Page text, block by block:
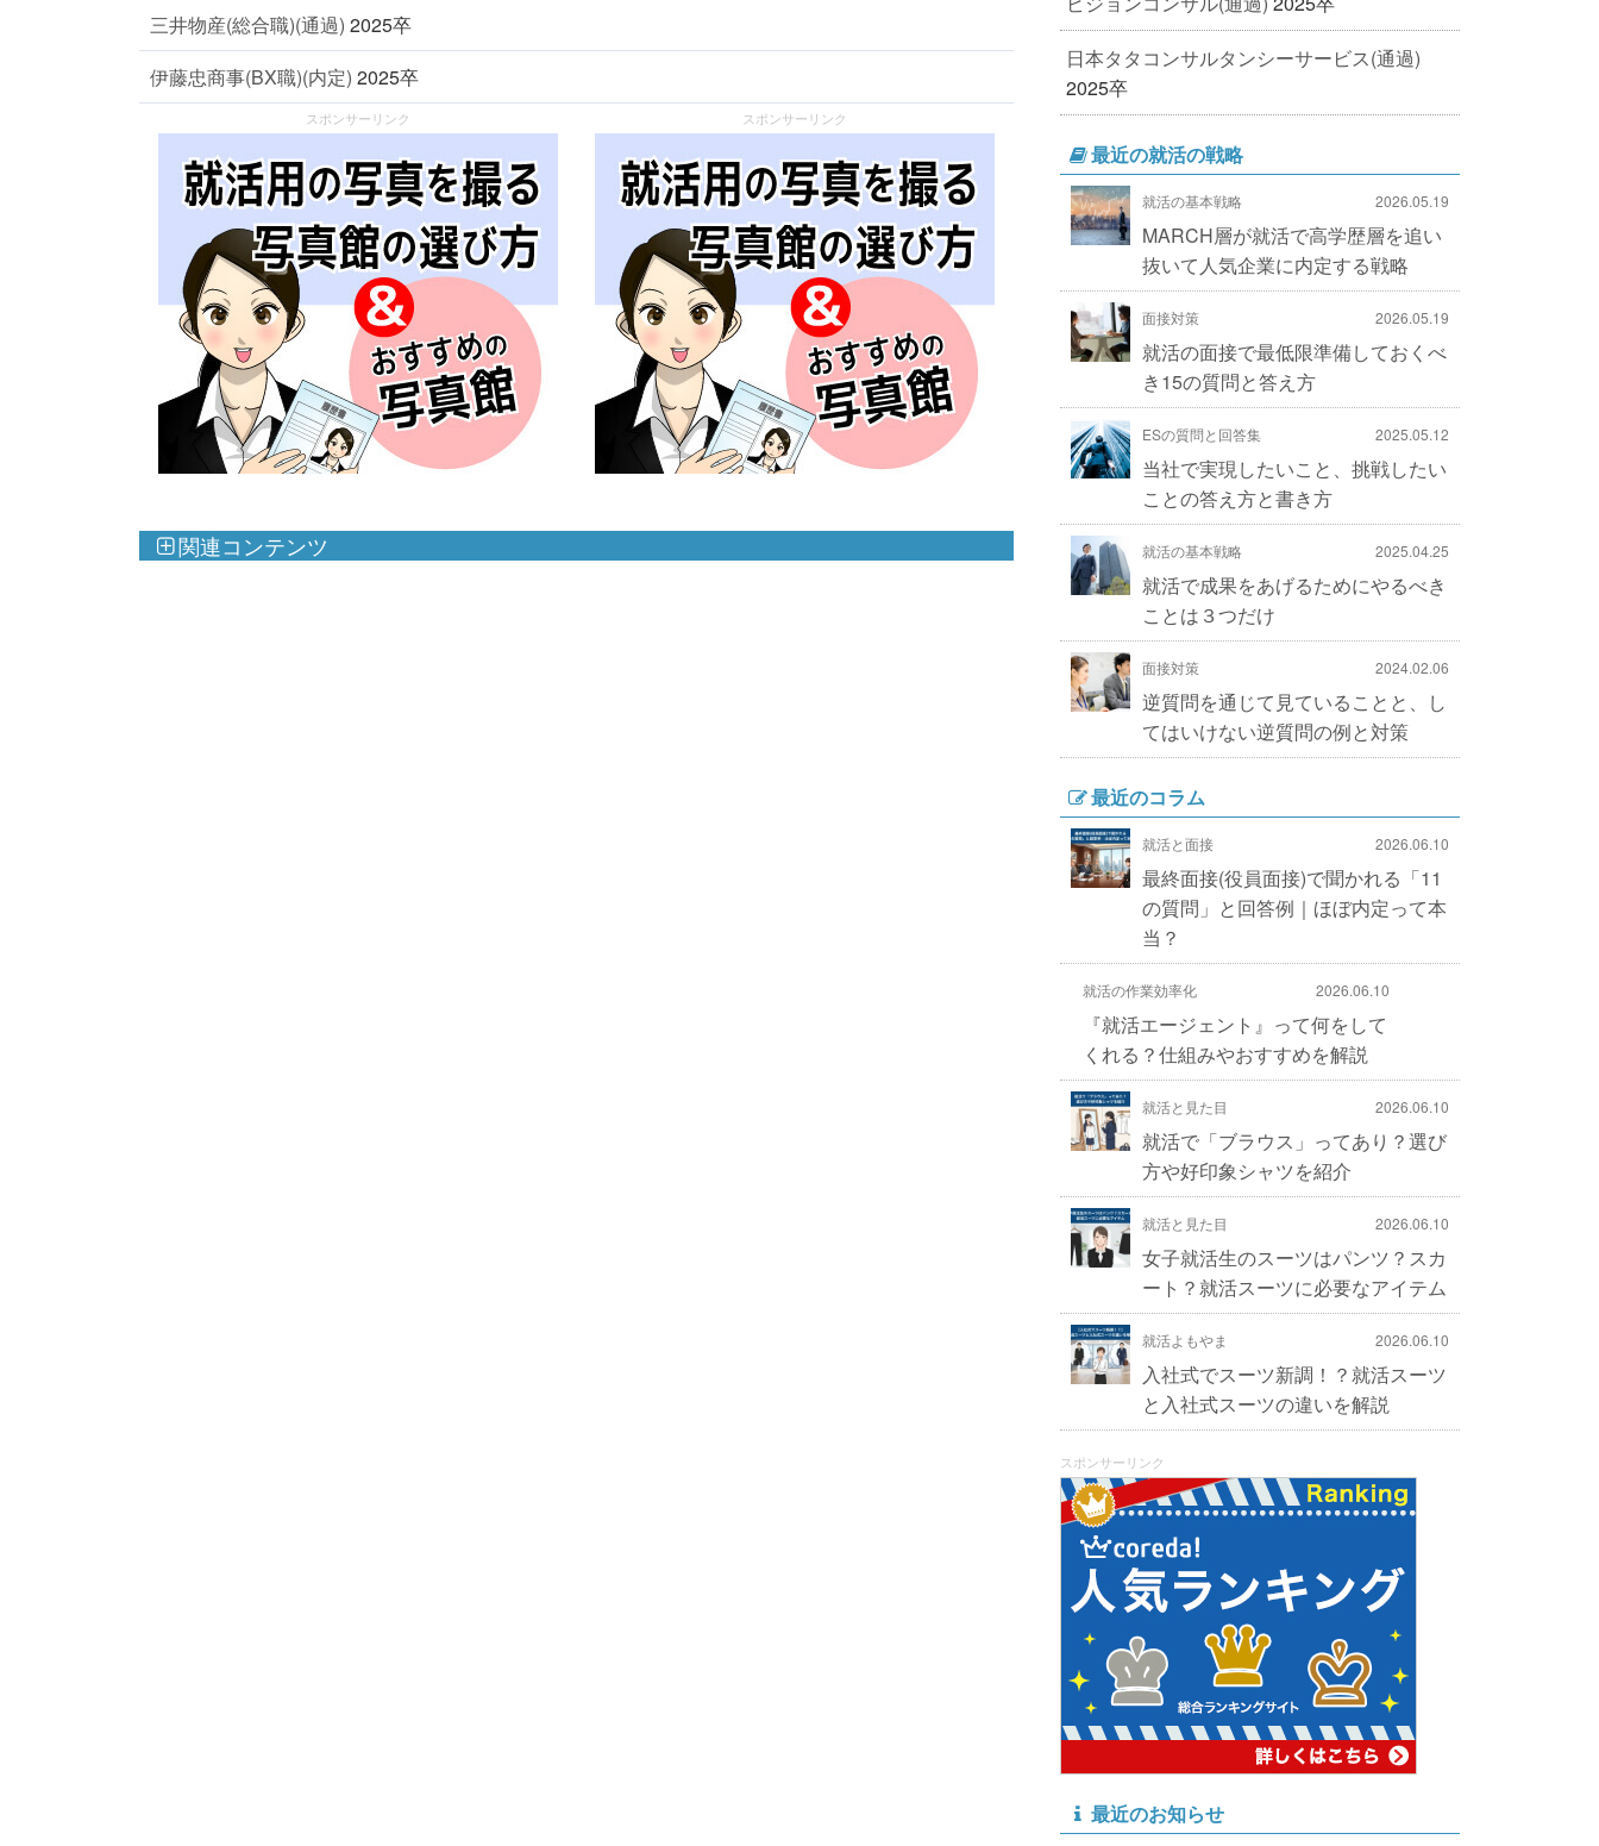
三井物産(総合職)(通過) 2025卒
伊藤忠商事(BX職)(内定) 2025卒
スポンサーリンク スポンサーリンク
関連コンテンツ
日本タタコンサルタンシーサービス(通過)
2025卒
最近の就活の戦略
就活の基本戦略 2026.05.19
MARCH層が就活で高学歴層を追い
抜いて人気企業に内定する戦略
面接対策 2026.05.19
就活の面接で最低限準備しておくべ
き15の質問と答え方
ESの質問と回答集 2025.05.12
当社で実現したいこと、挑戦したい
ことの答え方と書き方
就活の基本戦略 2025.04.25
就活で成果をあげるためにやるべき
ことは３つだけ
面接対策 2024.02.06
逆質問を通じて見ていることと、し
てはいけない逆質問の例と対策
最近のコラム
就活と面接 2026.06.10
最終面接(役員面接)で聞かれる「11
の質問」と回答例｜ほぼ内定って本
当？
就活の作業効率化 2026.06.10
『就活エージェント』って何をして
くれる？仕組みやおすすめを解説
就活と見た目 2026.06.10
就活で「ブラウス」ってあり？選び
方や好印象シャツを紹介
就活と見た目 2026.06.10
女子就活生のスーツはパンツ？スカ
ート？就活スーツに必要なアイテム
就活よもやま 2026.06.10
入社式でスーツ新調！？就活スーツ
と入社式スーツの違いを解説
スポンサーリンク
最近のお知らせ